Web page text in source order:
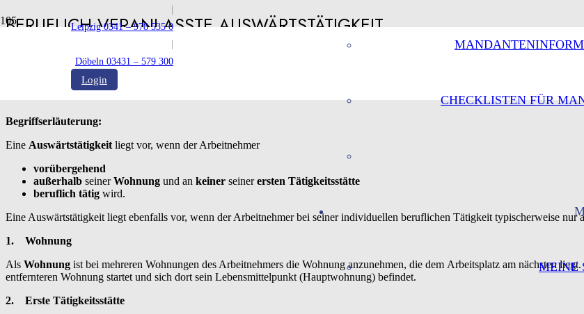
Leipzig 0341 – 978 535 0
Döbeln 03431 – 579 300
Login
CHECKLISTEN FÜR
MEINE
BERUFLICH VERANLASSTE AUSWÄRTSTÄTIGKEIT
Begriffserläuterung:
Eine Auswärtstätigkeit liegt vor, wenn der Arbeitnehmer
vorübergehend
außerhalb seinerWohnung und an keiner seinerersten Tätigkeitsstätte
beruflich tätig wird.
Eine Auswärtstätigkeit liegt ebenfalls vor, wenn der Arbeitnehmer bei seiner individuellen beruflichen Tätigkeit typischerweise nur
1. Wohnung
AlsWohnungist bei mehreren Wohnungen des Arbeitnehmers die Wohnung anzunehmen, die dem Arbeitsplatz am nächsten
entfernteren Wohnung startet und sich dort sein Lebensmittelpunkt (Hauptwohnung) befindet.
2. Erste Tätigkeitsstätte